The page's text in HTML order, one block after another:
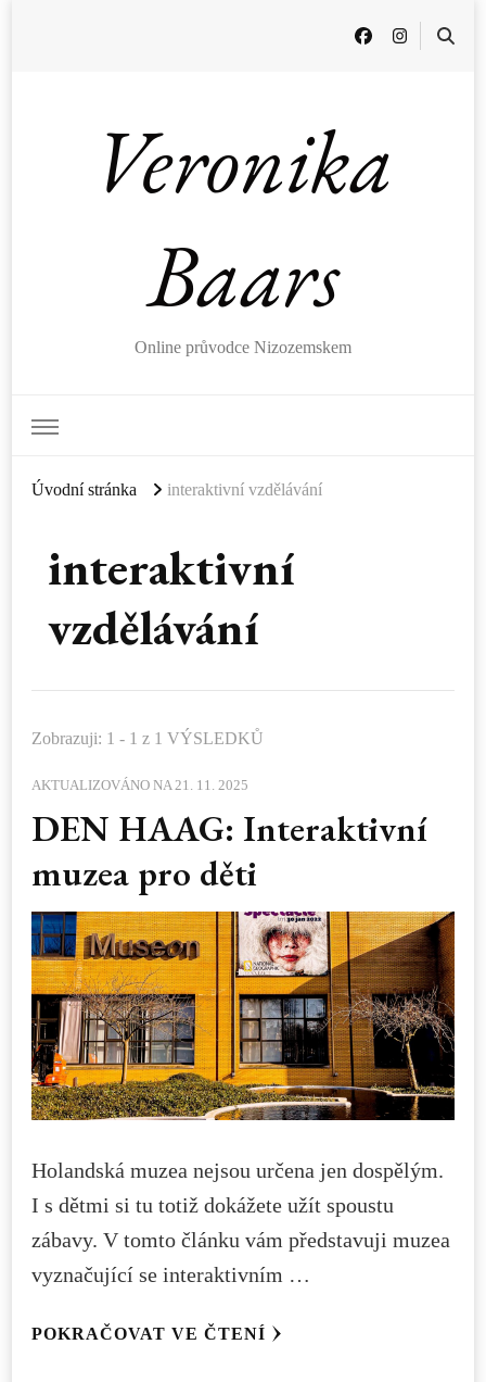
Veronika
Baars
Online průvodce Nizozemskem
Úvodní stránka interaktivní vzdělávání
interaktivní
vzdělávání
Zobrazuji: 1 - 1 z 1 VÝSLEDKŮ
AKTUALIZOVÁNO NA21. 11. 2025
DEN HAAG: Interaktivní
muzea pro děti
Holandská muzea nejsou určena jen dospělým.
I s dětmi si tu totiž dokážete užít spoustu
zábavy. V tomto článku vám představuji muzea
vyznačující se interaktivním …
POKRAČOVAT VE ČTENÍ